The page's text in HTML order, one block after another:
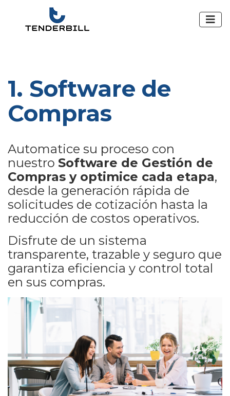
1. Software de
Compras
Automatice su proceso con
nuestro Software de Gestión de
Compras y optimice cada etapa,
desde la generación rápida de
solicitudes de cotización hasta la
reducción de costos operativos.
Disfrute de un sistema
transparente, trazable y seguro que
garantiza eficiencia y control total
en sus compras.